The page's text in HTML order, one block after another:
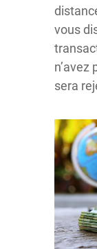
vous
n’avez
sera